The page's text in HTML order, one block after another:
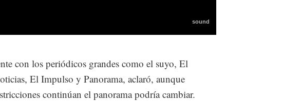
con los periódicos grandes como el suyo, El
El Impulso y Panorama, aclaró, aunque
continúan el panorama podría cambiar.